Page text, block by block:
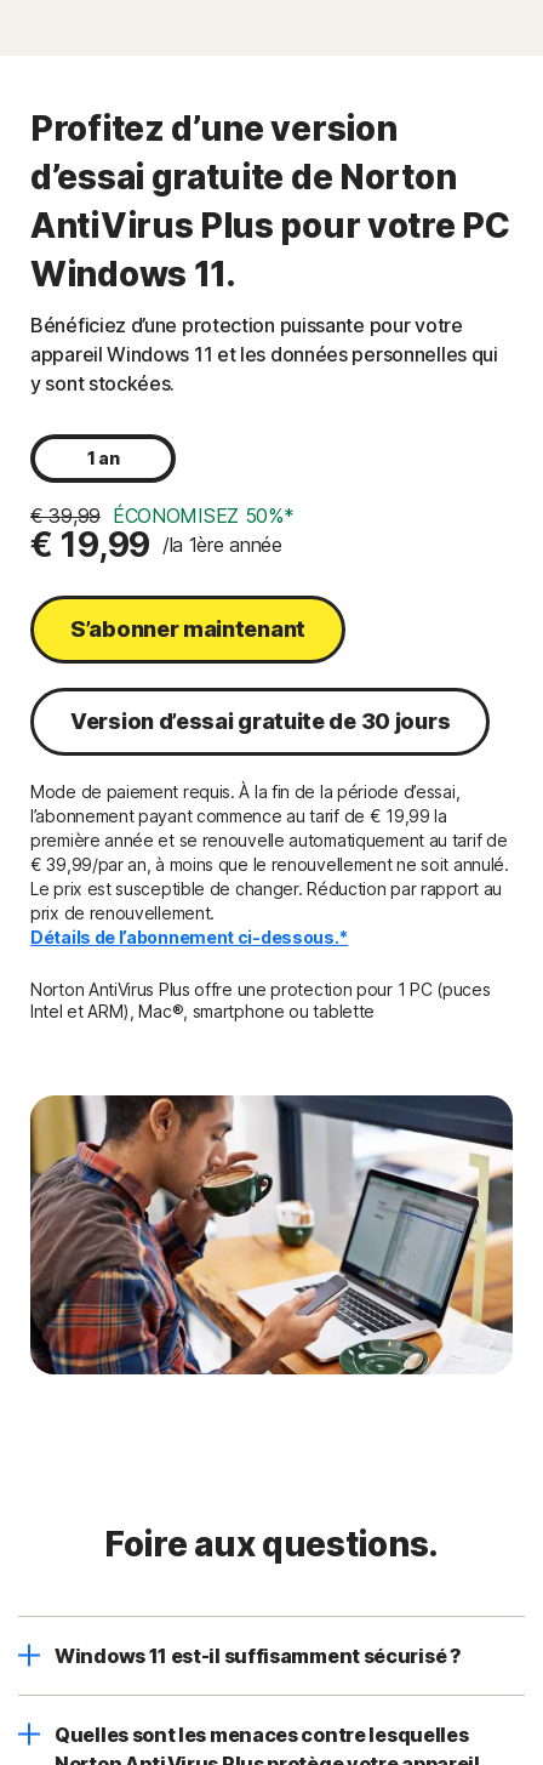
Profitez d’une version
d’essai gratuite de Norton
AntiVirus Plus pour votre PC
Windows 11.
Bénéficiez d’une protection puissante pour votre
appareil Windows 11 et les données personnelles qui
y sont stockées.
1 an
€ 39,99 ÉCONOMISEZ 50%*
€ 19,99 /la 1ère année
S’abonner maintenant
Version d’essai gratuite de 30 jours
Mode de paiement requis. À la fin de la période d’essai,
l’abonnement payant commence au tarif de € 19,99 la
première année et se renouvelle automatiquement au tarif de
€ 39,99/par an, à moins que le renouvellement ne soit annulé.
Le prix est susceptible de changer. Réduction par rapport au
prix de renouvellement.
Détails de l’abonnement ci-dessous.*
Norton AntiVirus Plus offre une protection pour 1 PC (puces
Intel et ARM), Mac®, smartphone ou tablette
Foire aux questions.
Windows 11 est-il suffisamment sécurisé ?
Quelles sont les menaces contre lesquelles